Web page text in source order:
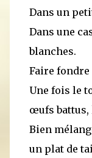
Dans un
Dans une
blanches.
Faire fondre
Une fois le
œufs battus,
Bien
un plat de